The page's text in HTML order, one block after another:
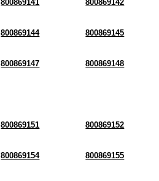
800869141 800869142
800869144 800869145
800869147 800869148
800869151 800869152
800869154 800869155